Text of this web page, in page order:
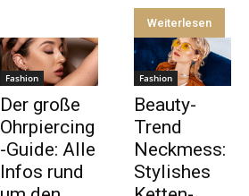
Weiterlesen
Fashion
Der große
Ohrpiercing
-Guide: Alle
Infos rund
Fashion
Beauty-
Trend
Neckmess:
Stylishes